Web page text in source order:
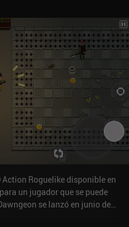
habilidad u objeto que nos
otras partes del mapa. La
total libertad para superar los
abundancia de minijuegos
suena un poco a juego
del todo en la definición
son rápidos y sensibles, no
los botones causó varias
tiene
un poco simplista y es mucho
Pero sigue siendo un
independiente.
Roguelike disponible en
un jugador que se puede
se lanzó en junio de